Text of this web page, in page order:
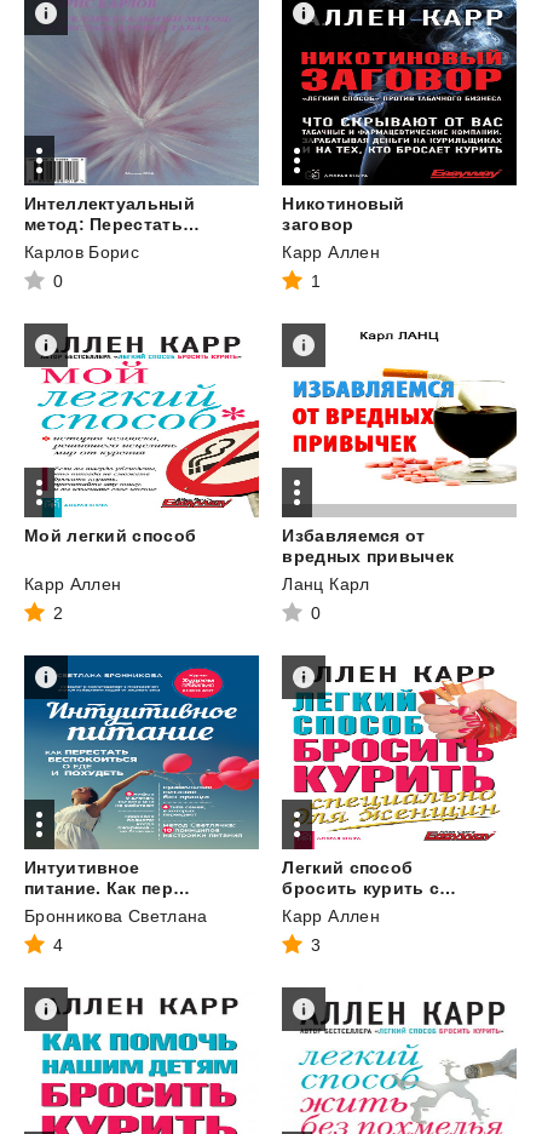
Интеллектуальный
метод: Перестать курить табак
Карлов Борис
0
Никотиновый
заговор
Карр Аллен
1
Мой легкий способ
Карр Аллен
2
Избавляемся от
вредных привычек
Ланц Карл
0
Интуитивное
питание. Как перестать беспокоиться о еде и похудеть
Бронникова Светлана
4
Легкий способ
бросить курить специально для женщин
Карр Аллен
3